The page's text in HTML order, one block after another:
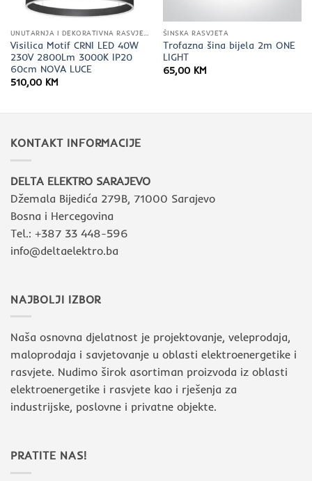
UNUTARNJA I DEKORATIVNA RASVJETA
Visilica Motif CRNI LED 40W
230V 2800Lm 3000K IP20
60cm NOVA LUCE
510,00 KM
ŠINSKA RASVJETA
Trofazna šina bijela 2m ONE
LIGHT
65,00 KM
KONTAKT INFORMACIJE
DELTA ELEKTRO SARAJEVO
Džemala Bijedića 279B, 71000 Sarajevo
Bosna i Hercegovina
Tel.: +387 33 448-596
info@deltaelektro.ba
NAJBOLJI IZBOR
Naša osnovna djelatnost je projektovanje, veleprodaja,
maloprodaja i savjetovanje u oblasti elektroenergetike i
rasvjete. Nudimo širok asortiman proizvoda iz oblasti
elektroenergetike i rasvjete kao i rješenja za
industrijske, poslovne i privatne objekte.
PRATITE NAS!